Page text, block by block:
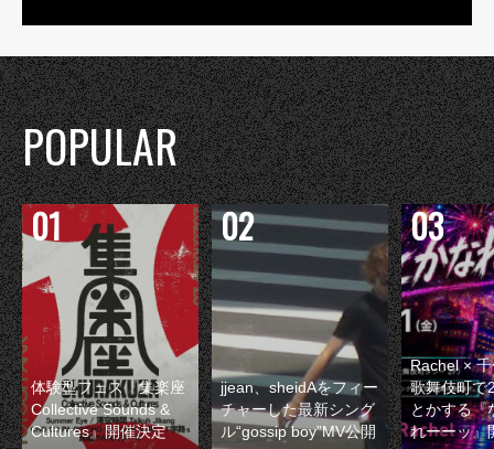
POPULAR
体験型フェス『集楽座
Collective Sounds &
Cultures』開催決定
jjean、sheidAをフィー
チャーした最新シング
ル“gossip boy”MV公開
Rachel ×
歌舞伎町で
とかする『
れーーッ』